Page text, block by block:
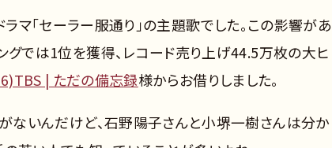
マ「セーラー服通り」の主題歌でした。この影響があ
グでは1位を獲得、レコード売り上げ44.5万枚の大ヒ
| ただの備忘録様からお借りしました。
がないんだけど、石野陽子さんと小堺一樹さんは分か